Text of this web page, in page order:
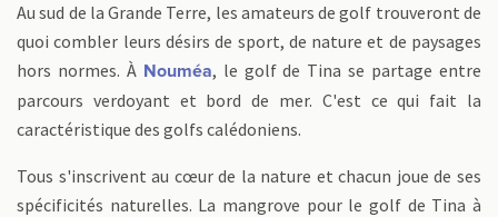
Au sud de la Grande Terre, les amateurs de golf trouveront de
quoi combler leurs désirs de sport, de nature et de paysages
hors normes. À Nouméa, le golf de Tina se partage entre
parcours verdoyant et bord de mer. C'est ce qui fait la
caractéristique des golfs calédoniens.
Tous s'inscrivent au cœur de la nature et chacun joue de ses
spécificités naturelles. La mangrove pour le golf de Tina à